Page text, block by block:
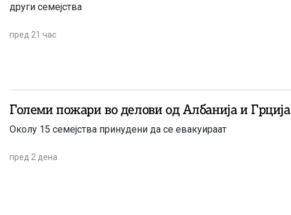
други семејства
пред 21 час
Големи пожари во делови од Албанија и Грција
Околу 15 семејства принудени да се евакуираат
пред 2 дена